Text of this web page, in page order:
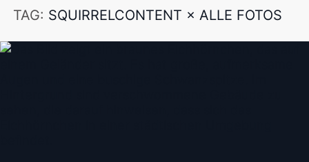
TAG: SQUIRRELCONTENT × ALLE FOTOS